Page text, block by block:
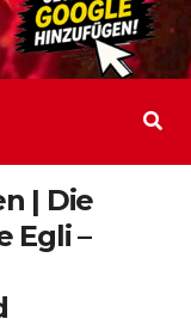
| Die
Egli –